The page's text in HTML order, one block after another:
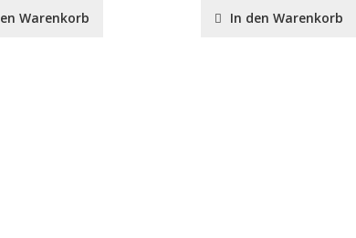
Warenkorb
In den Warenkorb